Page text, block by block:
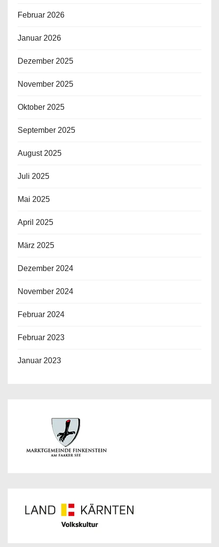
Februar 2026
Januar 2026
Dezember 2025
November 2025
Oktober 2025
September 2025
August 2025
Juli 2025
Mai 2025
April 2025
März 2025
Dezember 2024
November 2024
Februar 2024
Februar 2023
Januar 2023